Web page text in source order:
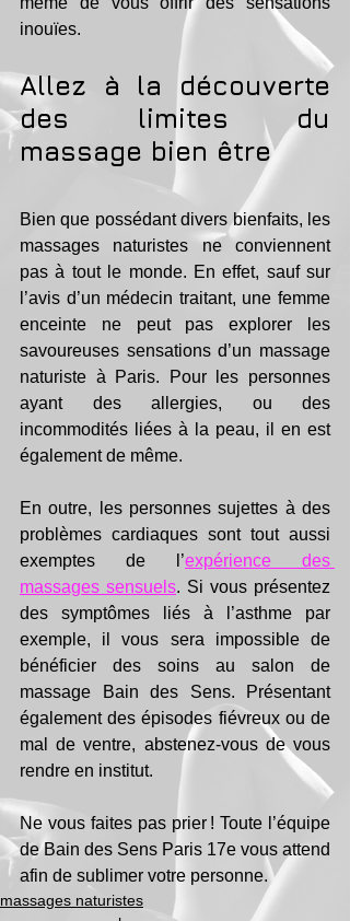
inouïes.
Allez à la découverte
des limites du
massage bien être
Bien que possédant divers bienfaits, les
massages naturistes ne conviennent
pas à tout le monde. En effet, sauf sur
l’avis d’un médecin traitant, une femme
enceinte ne peut pas explorer les
savoureuses sensations d’un massage
naturiste à Paris. Pour les personnes
ayant des allergies, ou des
incommodités liées à la peau, il en est
également de même.
En outre, les personnes sujettes à des
problèmes cardiaques sont tout aussi
exemptes de l’expérience des
massages sensuels. Si vous présentez
des symptômes liés à l’asthme par
exemple, il vous sera impossible de
bénéficier des soins au salon de
massage Bain des Sens. Présentant
également des épisodes fiévreux ou de
mal de ventre, abstenez-vous de vous
rendre en institut.
Ne vous faites pas prier ! Toute l’équipe
de Bain des Sens Paris 17e vous attend
afin de sublimer votre personne.
massages naturistes